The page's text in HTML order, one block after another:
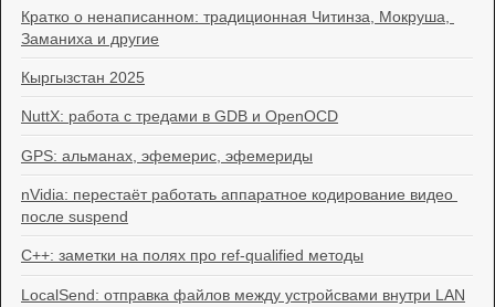
Кратко о ненаписанном: традиционная Читинза, Мокруша,
Заманиха и другие
Кыргызстан 2025
NuttX: работа с тредами в GDB и OpenOCD
GPS: альманах, эфемерис, эфемериды
nVidia: перестаёт работать аппаратное кодирование видео
после suspend
C++: заметки на полях про ref-qualified методы
LocalSend: отправка файлов между устройсвами внутри LAN